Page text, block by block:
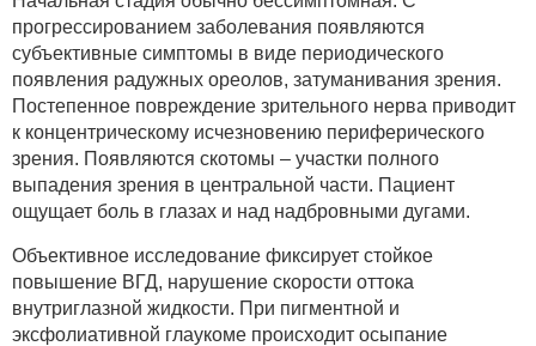
прогрессированием заболевания появляются
субъективные симптомы в виде периодического
появления радужных ореолов, затуманивания зрения.
Постепенное повреждение зрительного нерва приводит
к концентрическому исчезновению периферического
зрения. Появляются скотомы – участки полного
выпадения зрения в центральной части. Пациент
ощущает боль в глазах и над надбровными дугами.
Объективное исследование фиксирует стойкое
повышение ВГД, нарушение скорости оттока
внутриглазной жидкости. При пигментной и
эксфолиативной глаукоме происходит осыпание